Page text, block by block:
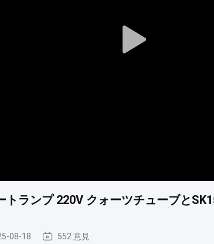
Play
トランプ 220V クォーツチューブと
08-18 552 意見